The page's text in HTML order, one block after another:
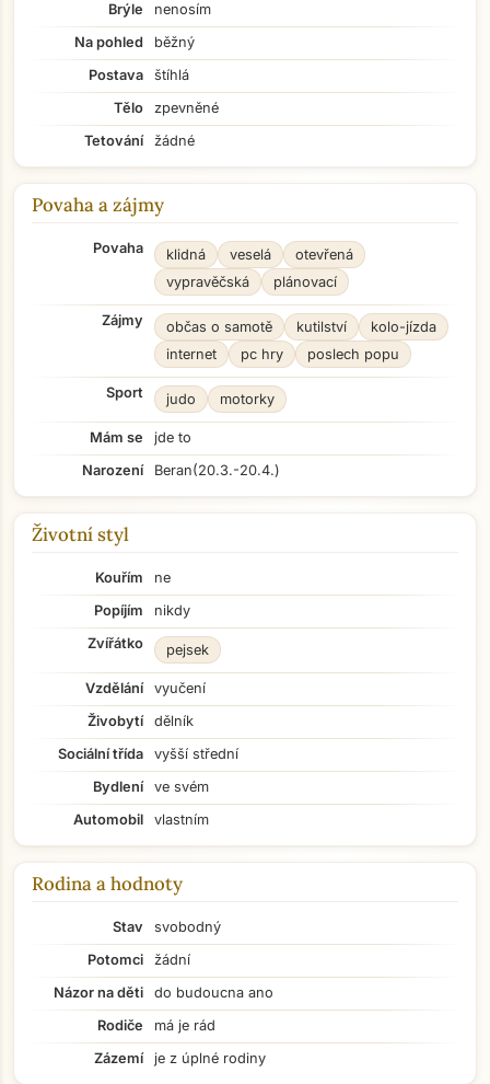
Brýle
nenosím
Na pohled
běžný
Postava
štíhlá
Tělo
zpevněné
Tetování
žádné
Povaha a zájmy
Povaha klidná veselá
otevřená
vypravěčská
plánovací
Zájmy občas o samotě kutilství
kolo-jízda
internet
pc hry poslech popu
Sport judo motorky
Mám se
jde to
Narození
Beran(20.3.-20.4.)
Životní styl
Kouřím
ne
Popíjím
nikdy
Zvířátko
pejsek
Vzdělání
vyučení
Živobytí
dělník
Sociální třída
vyšší střední
Bydlení
ve svém
Automobil
vlastním
Rodina a hodnoty
Stav
svobodný
Potomci
žádní
Názor na děti
do budoucna ano
Rodiče
má je rád
Zázemí
je z úplné rodiny